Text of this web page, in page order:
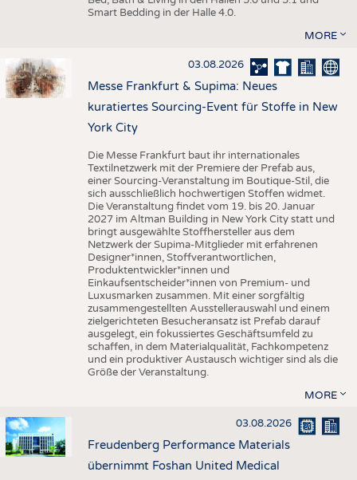
Smart Bedding in der Halle 4.0.
MORE
03.08.2026
Messe Frankfurt & Supima: Neues
kuratiertes Sourcing-Event für Stoffe in New
York City
Die Messe Frankfurt baut ihr internationales
Textilnetzwerk mit der Premiere der Prefab aus,
einer Sourcing-Veranstaltung im Boutique-Stil, die
sich ausschließlich hochwertigen Stoffen widmet.
Die Veranstaltung findet vom 19. bis 20. Januar
2027 im Altman Building in New York City statt und
bringt ausgewählte Stoffhersteller aus dem
Netzwerk der Supima-Mitglieder mit erfahrenen
Designer*innen, Stoffverantwortlichen,
Produktentwickler*innen und
Einkaufsentscheider*innen von Premium- und
Luxusmarken zusammen. Mit einer sorgfältig
zusammengestellten Ausstellerauswahl und einem
zielgerichteten Besucheransatz ist Prefab darauf
ausgelegt, ein fokussiertes Geschäftsumfeld zu
schaffen, in dem Materialqualität, Fachkompetenz
und ein produktiver Austausch wichtiger sind als die
Größe der Veranstaltung.
MORE
03.08.2026
Freudenberg Performance Materials
übernimmt Foshan United Medical